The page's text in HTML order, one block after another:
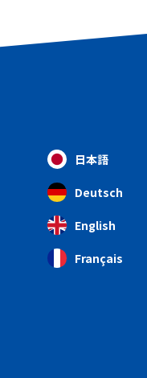
日本語
Deutsch
English
Français